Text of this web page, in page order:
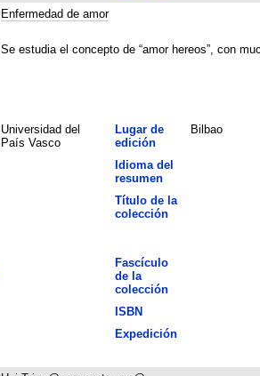
Enfermedad de amor
Se estudia el concepto de “amor hereos”, con
Universidad del
País Vasco
Lugar de
edición
Bilbao
Idioma del
resumen
Título de la
colección
Fascículo
de la
colección
ISBN
Expedición